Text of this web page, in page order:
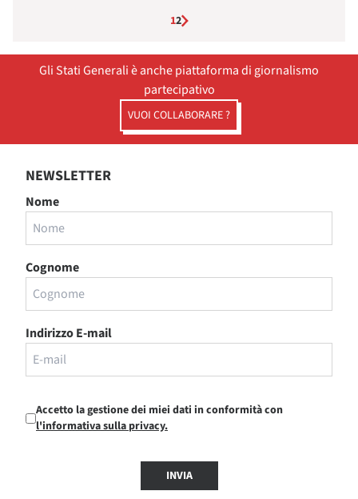
12
Gli Stati Generali è anche piattaforma di giornalismo
partecipativo
VUOI COLLABORARE ?
NEWSLETTER
Nome
Cognome
Indirizzo E-mail
Accetto la gestione dei miei dati in conformità con
l'informativa sulla privacy.
INVIA